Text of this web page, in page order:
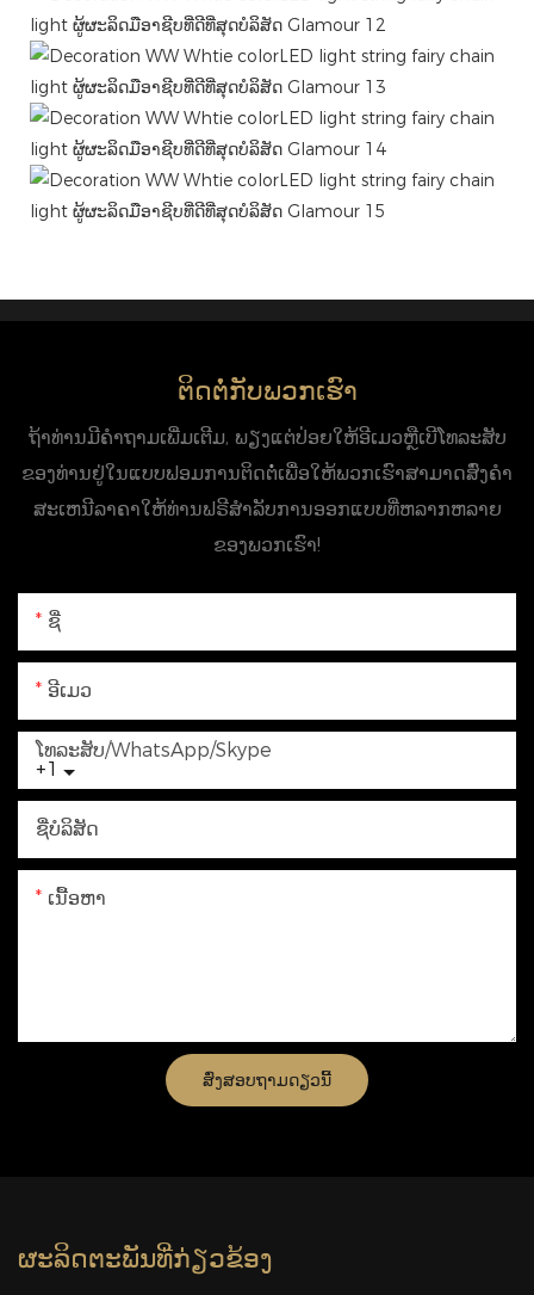
ຕິດຕໍ່ກັບພວກເຮົາ
ຖ້າທ່ານມີຄໍາຖາມເພີ່ມເຕີມ, ພຽງແຕ່ປ່ອຍໃຫ້ອີເມວຫຼືເບີໂທລະສັບ
ຂອງທ່ານຢູ່ໃນແບບຟອມການຕິດຕໍ່ເພື່ອໃຫ້ພວກເຮົາສາມາດສົ່ງຄໍາ
ສະເຫນີລາຄາໃຫ້ທ່ານຟຣີສໍາລັບການອອກແບບທີ່ຫລາກຫລາຍ
ຂອງພວກເຮົາ!
ຊື່
ອີເມວ
+1
ໂທລະສັບ/WhatsApp/Skype
ຊື່ບໍລິສັດ
ເນື້ອຫາ
ສົ່ງສອບຖາມດຽວນີ້
ຜະລິດຕະພັນທີ່ກ່ຽວຂ້ອງ